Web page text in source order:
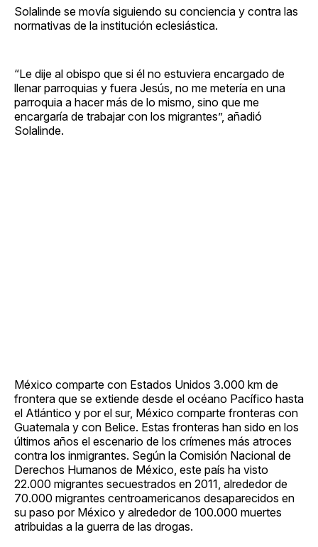
Solalinde se movía siguiendo su conciencia y contra las
normativas de la institución eclesiástica.
“Le dije al obispo que si él no estuviera encargado de
llenar parroquias y fuera Jesús, no me metería en una
parroquia a hacer más de lo mismo, sino que me
encargaría de trabajar con los migrantes”, añadió
Solalinde.
México comparte con Estados Unidos 3.000 km de
frontera que se extiende desde el océano Pacífico hasta
el Atlántico y por el sur, México comparte fronteras con
Guatemala y con Belice. Estas fronteras han sido en los
últimos años el escenario de los crímenes más atroces
contra los inmigrantes. Según la Comisión Nacional de
Derechos Humanos de México, este país ha visto
22.000 migrantes secuestrados en 2011, alrededor de
70.000 migrantes centroamericanos desaparecidos en
su paso por México y alrededor de 100.000 muertes
atribuidas a la guerra de las drogas.